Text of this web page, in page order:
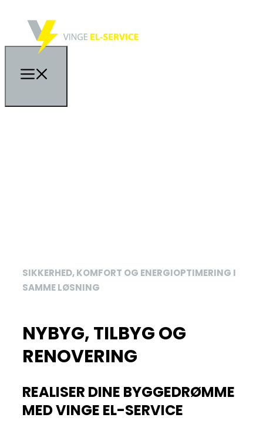
SIKKERHED, KOMFORT OG ENERGIOPTIMERING I
SAMME LØSNING
NYBYG, TILBYG OG
RENOVERING
REALISER DINE BYGGEDRØMME
MED VINGE EL-SERVICE